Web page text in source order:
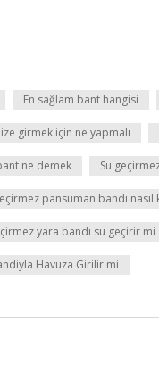
En sağlam bant hangisi
girmek için ne yapmalı
ne demek Su
pansuman bandı nasıl
yara bandı su geçirir mi
Havuza Girilir mi